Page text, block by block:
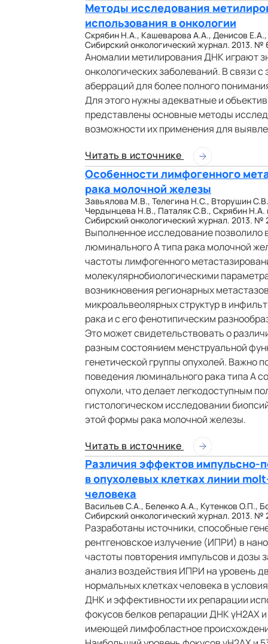
Методы исследования
использования в онкологии
Скрябин Н.А., Кашеварова А.А., Денисов
Сибирский онкологический журнал. 2013. №
Аномалии метилирования ДНК играют
онкологических заболеваний. В связи
аберраций для более полного
Для этого нужны адекватные и
представлены основные методы
возможности их применения для
Читать в источнике
Особенности лимфогенного
рака молочной железы
Завьялова М.В., Телегина Н.С., Вторушин
Чердынцева Н.В., Паталяк С.В., Скрябин Н.А.
Сибирский онкологический журнал. 2013. №
Выполненное исследование
люминального А типа рака молочной
частоты лимфогенного
молекулярнобиологическими
возникновения регионарных
микроальвеолярных структур в
рака и с его фенотипическим
Это может свидетельствовать о
разным состоянием менструальной
генетической группы опухолей. Важно
поведения люминального рака типа А
опухоли, что делает легкодоступным
гистологическом исследовании
этой формы рака молочной железы.
Читать в источнике
Различия эффектов импульсно-
в опухолевых клетках линии
человека
Васильев С.А., Беленко А.А., Кутенков О.П.,
Сибирский онкологический журнал. 2013. №
Разработаны источники, способные
рентгеновское излучение (ИПРИ) в
частоты повторения импульсов и дозы
анализ воздействия ИПРИ на уровень
нормальных клетках человека в
ДНК и эффективности их репарации
фокусов белков репарации ДНК γH2AX и
имеющей лимфобластное